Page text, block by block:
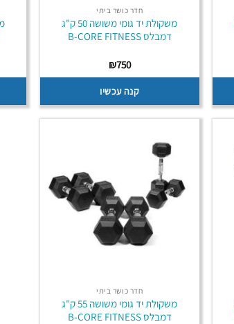
חדר כושר ביתי
משקולת יד גומי משושה 50 ק"ג
דמבלס B-CORE FITNESS
₪750
קנה עכשיו
חדר כושר ביתי
משקולת יד גומי משושה 55 ק"ג
דמבלס B-CORE FITNESS